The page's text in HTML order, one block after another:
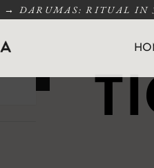
→ DARUMAS: RITUAL IN